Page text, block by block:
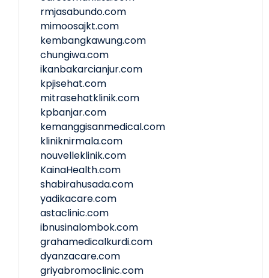
rmjasabundo.com
mimoosajkt.com
kembangkawung.com
chungiwa.com
ikanbakarcianjur.com
kpjisehat.com
mitrasehatklinik.com
kpbanjar.com
kemanggisanmedical.com
kliniknirmala.com
nouvelleklinik.com
KainaHealth.com
shabirahusada.com
yadikacare.com
astaclinic.com
ibnusinalombok.com
grahamedicalkurdi.com
dyanzacare.com
griyabromoclinic.com